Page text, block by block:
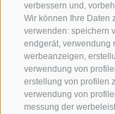
verbessern und,
Wir können Ihre Daten
verwenden: speichern
endgerät, verwendung
werbeanzeigen,
verwendung von
erstellung von profilen
verwendung von
messung der